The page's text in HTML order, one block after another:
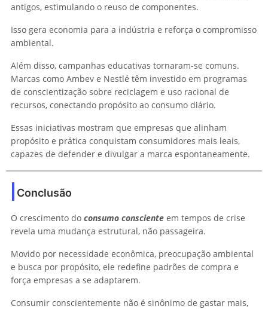
antigos, estimulando o reuso de componentes.
Isso gera economia para a indústria e reforça o compromisso
ambiental.
Além disso, campanhas educativas tornaram-se comuns.
Marcas como Ambev e Nestlé têm investido em programas
de conscientização sobre reciclagem e uso racional de
recursos, conectando propósito ao consumo diário.
Essas iniciativas mostram que empresas que alinham
propósito e prática conquistam consumidores mais leais,
capazes de defender e divulgar a marca espontaneamente.
Conclusão
O crescimento do consumo consciente em tempos de crise
revela uma mudança estrutural, não passageira.
Movido por necessidade econômica, preocupação ambiental
e busca por propósito, ele redefine padrões de compra e
força empresas a se adaptarem.
Consumir conscientemente não é sinônimo de gastar mais,